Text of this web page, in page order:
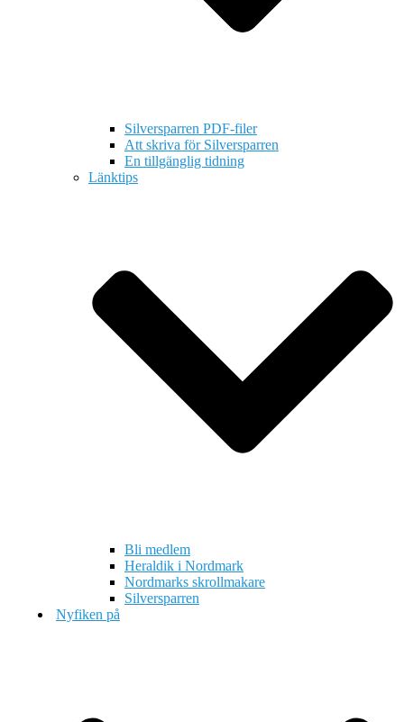
Silversparren PDF-filer
Att skriva för Silversparren
En tillgänglig tidning
Länktips
Bli medlem
Heraldik i Nordmark
Nordmarks skrollmakare
Silversparren
Nyfiken på